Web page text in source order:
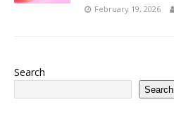
February 19, 2026
Search
Search